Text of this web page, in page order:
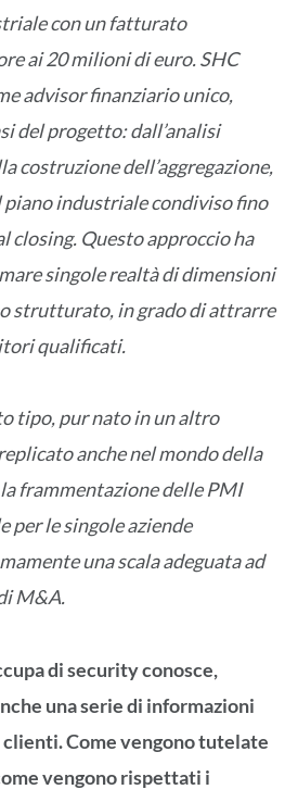
con un fatturato
ai 20 milioni di euro. SHC
advisor finanziario unico,
del progetto: dall’analisi
costruzione dell’aggregazione,
piano industriale condiviso fino
closing. Questo approccio ha
singole realtà di dimensioni
strutturato, in grado di attrarre
qualificati.
tipo, pur nato in un altro
anche nel mondo della
frammentazione delle PMI
per le singole aziende
una scala adeguata ad
M&A.
di security conosce,
una serie di informazioni
Come vengono tutelate
vengono rispettati i